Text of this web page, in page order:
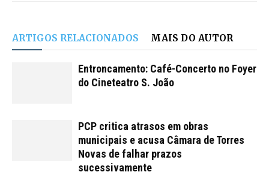
ARTIGOS RELACIONADOS MAIS DO AUTOR
Entroncamento: Café-Concerto no Foyer
do Cineteatro S. João
PCP critica atrasos em obras
municipais e acusa Câmara de Torres
Novas de falhar prazos
sucessivamente